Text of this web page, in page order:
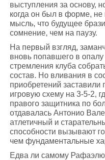
выступления за основу,
когда он был в форме, не
мысль, что будущее
сомнение, чем на паузу.
На первый взгляд,
вновь попавшего в
стремления клуба
состав. Но вливания в
приобретений
игровую схему на 3-5-2,
правого защитника по
отдавалась Антонио
атлетичный и
способности вызывают
чем фундаментальные
Едва ли самому Рафаэлю